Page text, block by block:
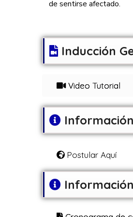
de sentirse afectado.
Inducción
Video Tutorial
Información
Postular Aquí